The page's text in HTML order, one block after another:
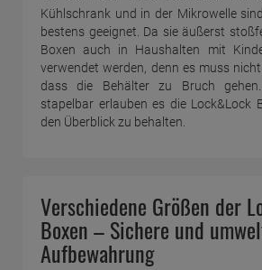
Kühlschrank und in der Mikrowelle
bestens geeignet. Da sie äußerst
Boxen auch in Haushalten mit
verwendet werden, denn es muss
dass die Behälter zu Bruch
stapelbar erlauben es die Lock&Lock
den Überblick zu behalten.
Verschiedene Größen der
Boxen – Sichere und
Aufbewahrung